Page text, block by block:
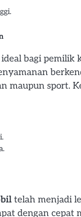
bagi pemilik
maupun sport.
telah menjadi
dengan cepat